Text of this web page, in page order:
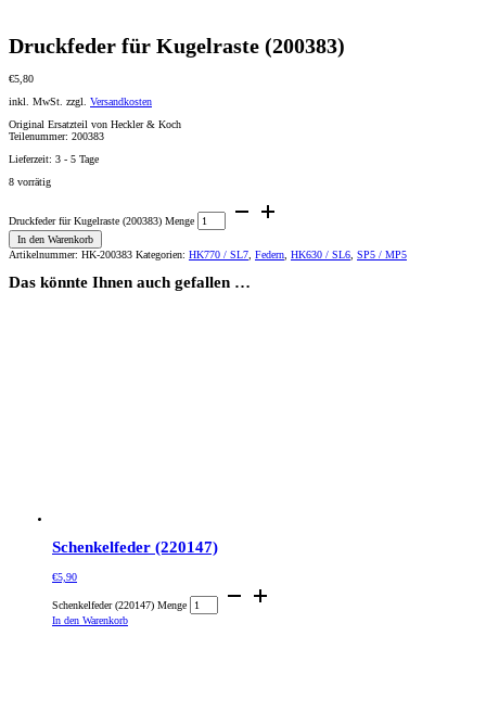
Druckfeder für Kugelraste (200383)
€5,80
inkl. MwSt. zzgl. Versandkosten
Original Ersatzteil von Heckler & Koch
Teilenummer: 200383
Lieferzeit: 3 - 5 Tage
8 vorrätig
Druckfeder für Kugelraste (200383) Menge
In den Warenkorb
Artikelnummer: HK-200383 Kategorien: HK770 / SL7 Federn HK630 / SL6 SP5 / MP5
Das könnte Ihnen auch gefallen …
Schenkelfeder (220147)
€5,90
Schenkelfeder (220147) Menge
In den Warenkorb